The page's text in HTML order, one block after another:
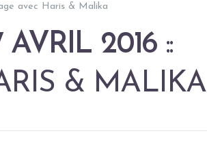
avec Haris & Malika
AVRIL 2016 ::
& MALIKA